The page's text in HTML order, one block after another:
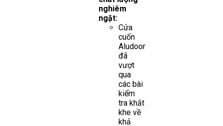
nghiêm
ngặt:
Cửa
cuốn
Aludoor
đã
vượt
qua
các bài
kiểm
tra khắt
khe về
khả